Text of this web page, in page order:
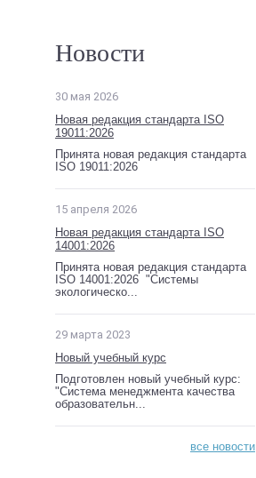
Новости
30 мая 2026
Новая редакция стандарта ISO
19011:2026
Принята новая редакция стандарта
ISO 19011:2026
15 апреля 2026
Новая редакция стандарта ISO
14001:2026
Принята новая редакция стандарта
ISO 14001:2026 "Системы
экологическо...
29 марта 2023
Новый учебный курс
Подготовлен новый учебный курс:
"Система менеджмента качества
образовательн...
все новости